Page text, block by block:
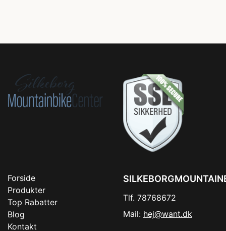
Forside
Produkter
Top Rabatter
Blog
Kontakt
Tlf. 78768672
Mail: hej@want.dk